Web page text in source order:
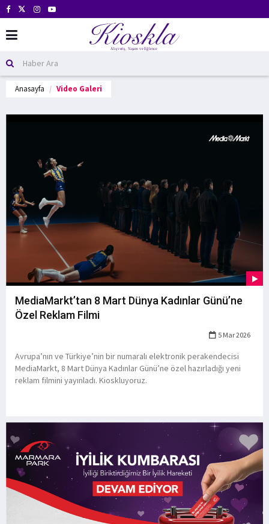
Anasayfa Video Galeri
MediaMarkt’tan 8 Mart Dünya Kadınlar Günü’ne
Özel Reklam Filmi
5 Mar 2026
Avrupa’nın ve Türkiye’nin bir numaralı elektronik perakendecisi
MediaMarkt, 8 Mart Dünya Kadınlar Günü’ne özel hazırladığı yeni
reklam filmini yayınladı. Kioskluyoruz.